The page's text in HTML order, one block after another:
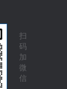
扫
码
加
微
信